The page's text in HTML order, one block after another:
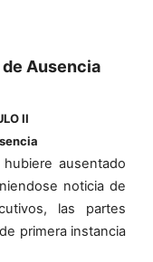
de Ausencia
II
ausentado
noticia de
las partes
primera instancia